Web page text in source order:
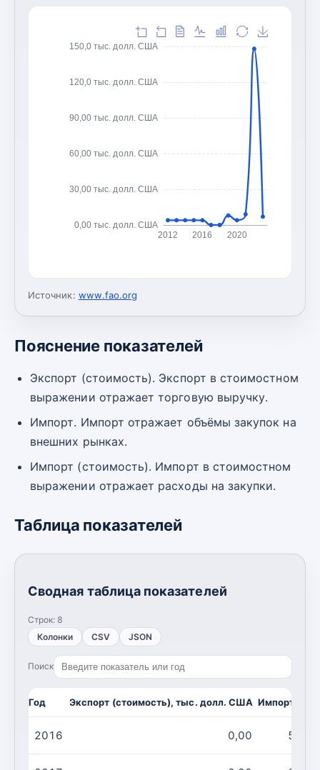
0,00 тыс. долл. США
30,00 тыс. долл. США
60,00 тыс. долл. США
90,00 тыс. долл. США
120,0 тыс. долл. США
150,0 тыс. долл. США
2012 2016 2020
Источник: www.fao.org
Пояснение показателей
Экспорт (стоимость). Экспорт в стоимостном
выражении отражает торговую выручку.
Импорт. Импорт отражает объёмы закупок на
внешних рынках.
Импорт (стоимость). Импорт в стоимостном
выражении отражает расходы на закупки.
Таблица показателей
Сводная таблица показателей
Строк: 8
Колонки
CSV JSON
Поиск
Год Экспорт (стоимость), тыс. долл. США Импорт, м3
2016 0,00 5,00